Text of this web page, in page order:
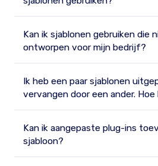
Kan ik sjablonen gebruiken die
ontworpen voor mijn bedrijf?
Ik heb een paar sjablonen
vervangen door een ander.
Kan ik aangepaste plug-ins
sjabloon?